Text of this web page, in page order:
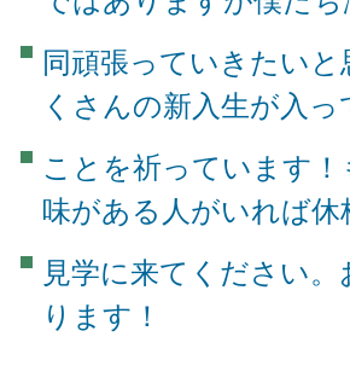
同頑張っていきたいと
くさんの新入生が入っ
ことを祈っています
味がある人がいれば休
見学に来てください
ります！